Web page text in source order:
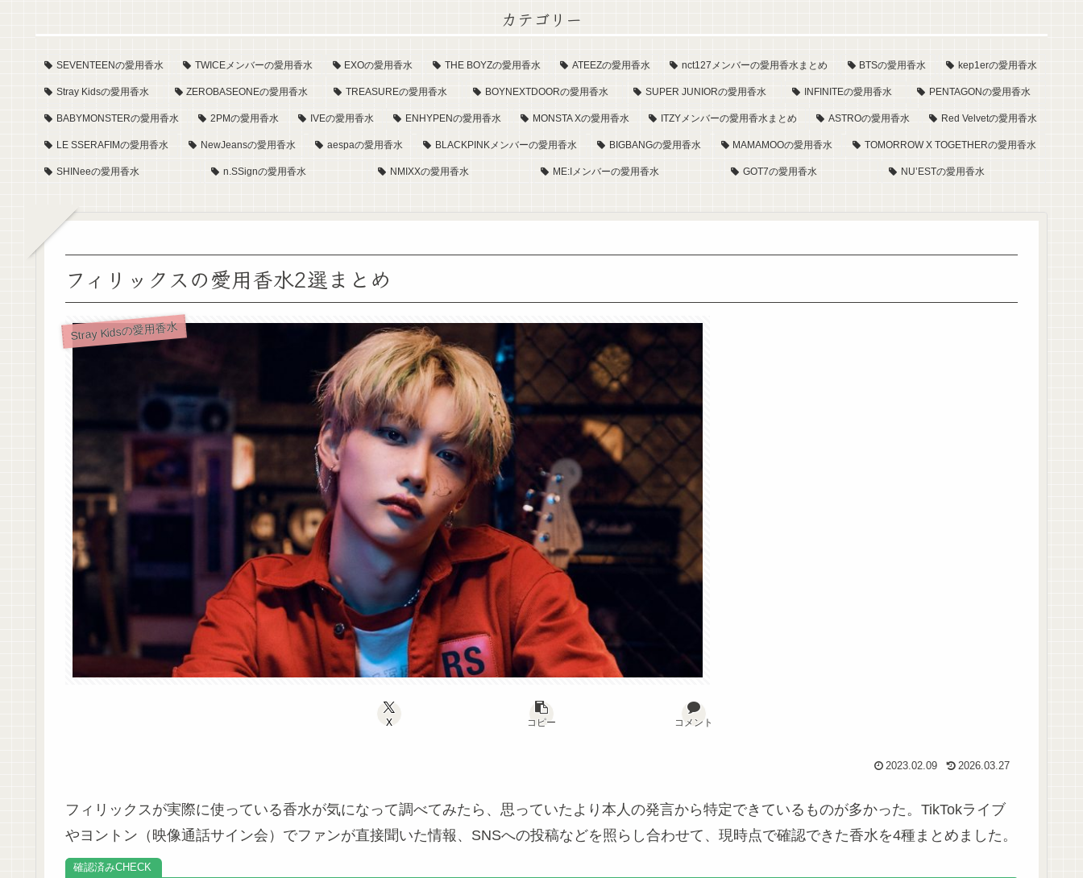
カテゴリー
SEVENTEENの愛用香水 TWICEメンバーの愛用香水 EXOの愛用香水 THE BOYZの愛用香水 ATEEZの愛用香水 nct127メンバーの愛用香水まとめ BTSの愛用香水 kep1erの愛用香水
Stray Kidsの愛用香水 ZEROBASEONEの愛用香水 TREASUREの愛用香水 BOYNEXTDOORの愛用香水 SUPER JUNIORの愛用香水 INFINITEの愛用香水 PENTAGONの愛用香水
BABYMONSTERの愛用香水 2PMの愛用香水 IVEの愛用香水 ENHYPENの愛用香水 MONSTA Xの愛用香水 ITZYメンバーの愛用香水まとめ ASTROの愛用香水 Red Velvetの愛用香水
LE SSERAFIMの愛用香水 NewJeansの愛用香水 aespaの愛用香水 BLACKPINKメンバーの愛用香水 BIGBANGの愛用香水 MAMAMOOの愛用香水 TOMORROW X TOGETHERの愛用香水
SHINeeの愛用香水 n.SSignの愛用香水 NMIXXの愛用香水 ME:Iメンバーの愛用香水 GOT7の愛用香水 NU’ESTの愛用香水
フィリックスの愛用香水2選まとめ
Stray Kidsの愛用香水
X コピー コメント
2023.02.09 2026.03.27
フィリックスが実際に使っている香水が気になって調べてみたら、思っていたより本人の発言から特定できているものが多かった。TikTokライブ
やヨントン（映像通話サイン会）でファンが直接聞いた情報、SNSへの投稿などを照らし合わせて、現時点で確認できた香水を4種まとめました。
確認済み